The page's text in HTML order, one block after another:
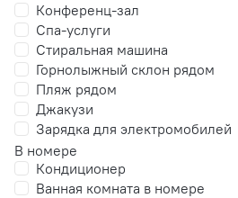
Конференц-зал
Спа-услуги
Стиральная машина
Горнолыжный склон рядом
Пляж рядом
Джакузи
Зарядка для электромобилей
В номере
Кондиционер
Ванная комната в номере